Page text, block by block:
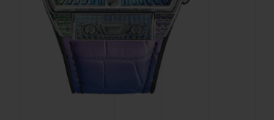
BIG BANG
PEACH CERAMIC